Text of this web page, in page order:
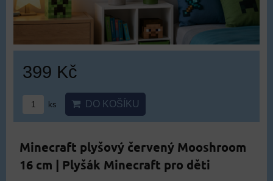
399 Kč
ks DO KOŠÍKU
Minecraft plyšový červený Mooshroom
16 cm | Plyšák Minecraft pro děti